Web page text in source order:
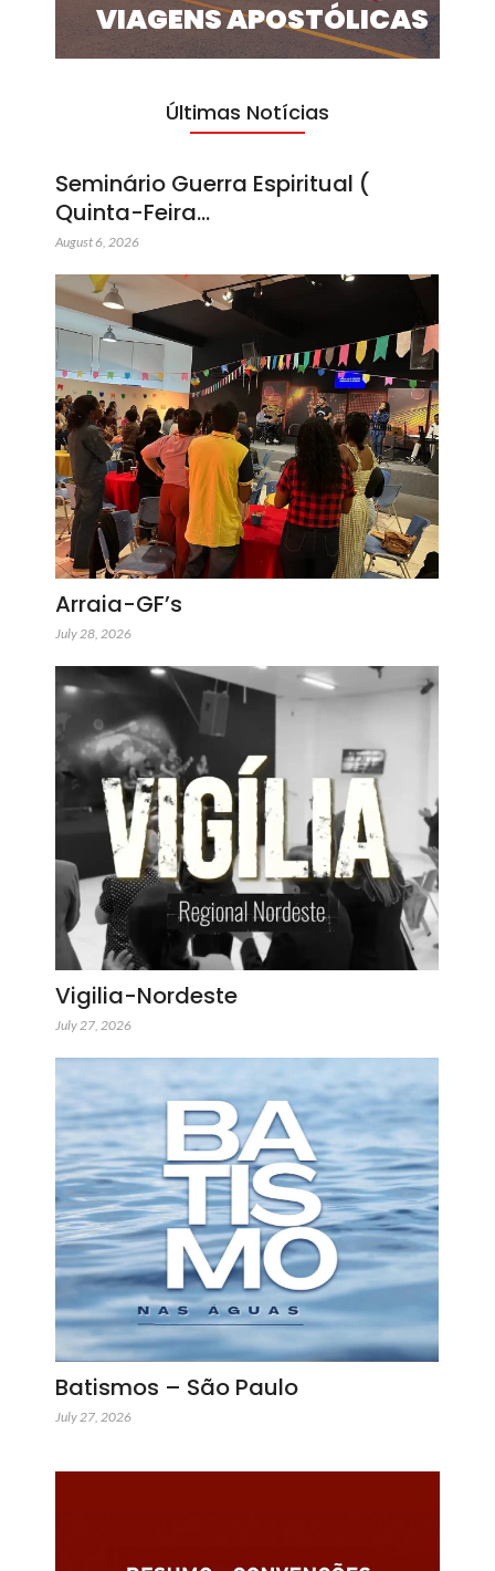
VIAGENS APOSTÓLICAS
Últimas Notícias
Seminário Guerra Espiritual (
Quinta-Feira…
August 6, 2026
Arraia-GF’s
July 28, 2026
Vigilia-Nordeste
July 27, 2026
Batismos – São Paulo
July 27, 2026